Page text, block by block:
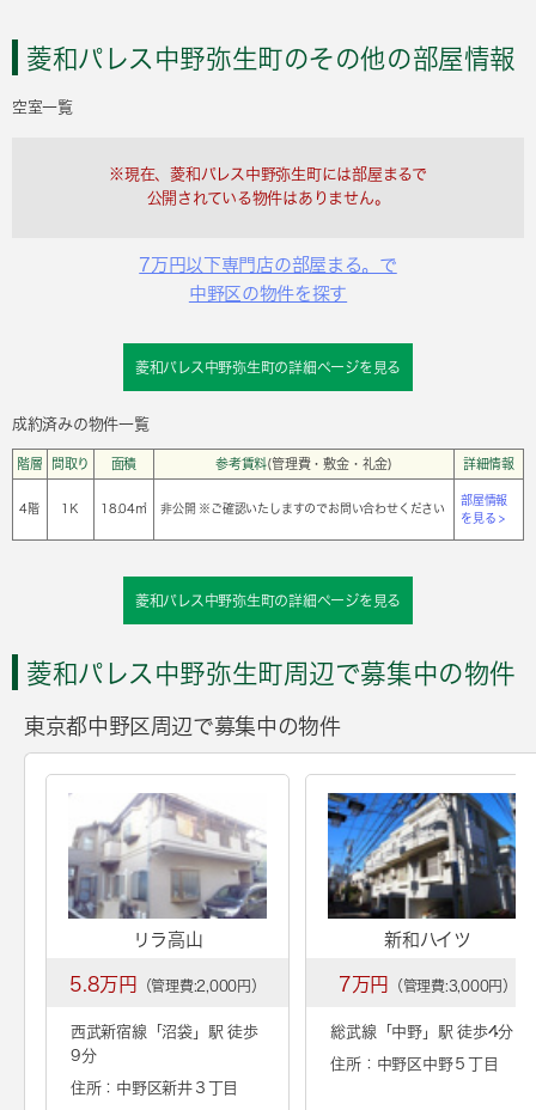
菱和パレス中野弥生町のその他の部屋情報
空室一覧
※現在、菱和パレス中野弥生町には部屋まるで
公開されている物件はありません。
7万円以下専門店の部屋まる。で
中野区の物件を探す
菱和パレス中野弥生町の詳細ページを見る
成約済みの物件一覧
階層 間取り 面積 参考賃料(管理費・敷金・礼金) 詳細情報
4階 1Ｋ 18.04㎡ 非公開 ※ご確認いたしますのでお問い合わせください
部屋情報
を見る >
菱和パレス中野弥生町の詳細ページを見る
菱和パレス中野弥生町周辺で募集中の物件
東京都中野区周辺で募集中の物件
リラ高山
5.8万円 （管理費:2,000円）
西武新宿線「沼袋」駅 徒歩
9分
住所：中野区新井３丁目
新和ハイツ
7万円 （管理費:3,000円）
総武線「 中野」駅 徒歩4分
住所：中野区中野５丁目